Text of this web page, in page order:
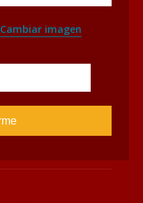
Cambiar imagen